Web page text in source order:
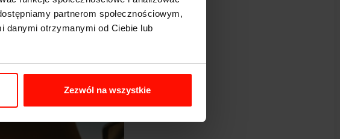
partnerom społecznościowym,
danymi otrzymanymi od Ciebie lub
Zezwól na wszystkie
mocnym
niż z benzyną.